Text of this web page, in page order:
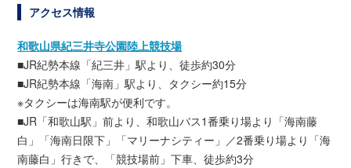
アクセス情報
和歌山県紀三井寺公園陸上競技場
■JR紀勢本線「紀三井」駅より、徒歩約30分
■JR紀勢本線「海南」駅より、タクシー約15分
※タクシーは海南駅が便利です。
■JR「和歌山駅」前より、和歌山バス1番乗り場より「海南藤
白」「海南日限下」「マリーナシティー」／2番乗り場より「海
南藤白」行きで、「競技場前」下車、徒歩約3分